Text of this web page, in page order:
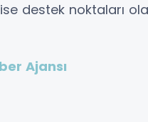
destek noktaları
Ajansı